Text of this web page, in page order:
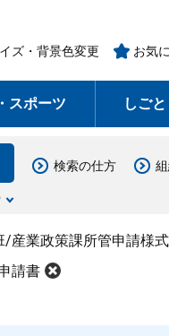
ズ・背景色変更 お気
スポーツ しご
検索の仕方
/産業政策課所管申請様
請書